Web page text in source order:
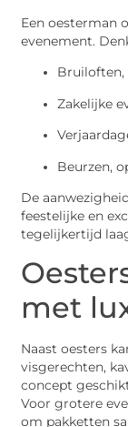
Een oesterman
evenement.
Bruiloften,
Zakelijke
Beurzen,
De
feestelijke en
tegelijkertijd
met
Naast oesters
visgerechten,
concept
Voor grotere
om pakketten